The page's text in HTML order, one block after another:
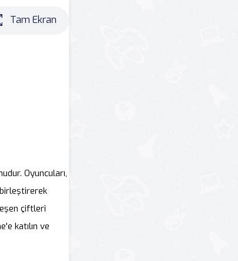
Tam Ekran
Oyuncuları,
çiftleri
katılın ve